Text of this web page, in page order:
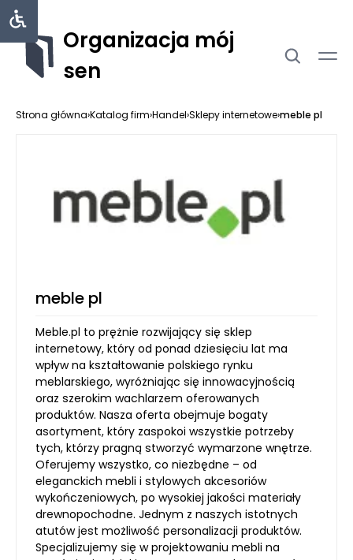
Organizacja mój
sen
Strona główna›Katalog firm›Handel›Sklepy internetowe›meble pl
meble pl
Meble.pl to prężnie rozwijający się sklep
internetowy, który od ponad dziesięciu lat ma
wpływ na kształtowanie polskiego rynku
meblarskiego, wyróżniając się innowacyjnością
oraz szerokim wachlarzem oferowanych
produktów. Nasza oferta obejmuje bogaty
asortyment, który zaspokoi wszystkie potrzeby
tych, którzy pragną stworzyć wymarzone wnętrze.
Oferujemy wszystko, co niezbędne – od
eleganckich mebli i stylowych akcesoriów
wykończeniowych, po wysokiej jakości materiały
drewnopochodne. Jednym z naszych istotnych
atutów jest możliwość personalizacji produktów.
Specjalizujemy się w projektowaniu mebli na